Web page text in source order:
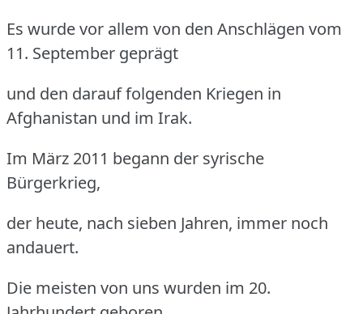
Es wurde vor allem von den Anschlägen vom
11. September geprägt
und den darauf folgenden Kriegen in
Afghanistan und im Irak.
Im März 2011 begann der syrische
Bürgerkrieg,
der heute, nach sieben Jahren, immer noch
andauert.
Die meisten von uns wurden im 20.